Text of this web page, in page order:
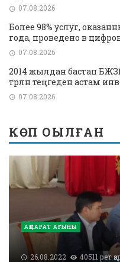
07.08.2026
Более 98% услуг,
года, проведено в
07.08.2026
2014 жылдан бастап
трлн теңгеден астам
07.08.2026
КӨП ОҚЫЛҒАН
АҚПАРАТ АҒЫНЫ
26.08.2022 40511 рет